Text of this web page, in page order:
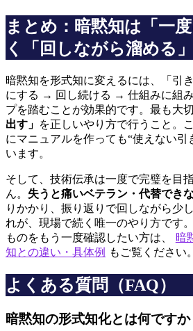
まとめ：暗黙知は「一
く「回しながら溜める」
暗黙知を形式知に変えるには、「
にする → 回し続ける → 仕組みに組
プを踏むことが効果的です。最も大
出す」 を正しいやり方で行うこと。
にマニュアルを作っても“使えない引
います。
そして、技術伝承は一度で完璧を目
ん。 失うと痛いベテラン・代替でき
りかかり、振り返りで回しながら少
れが、現場で続く唯一のやり方です
ものをもう一度確認したい方は、
暗
知との違い・具体例
もご覧ください。
よくある質問（FAQ）
暗黙知の形式知化とは何ですか